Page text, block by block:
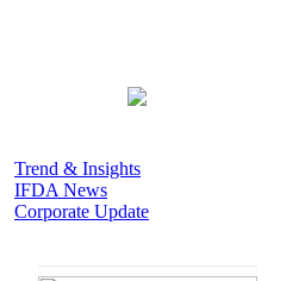
Trend & Insights
IFDA News
Corporate Update